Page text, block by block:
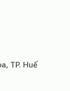
TP. Huế